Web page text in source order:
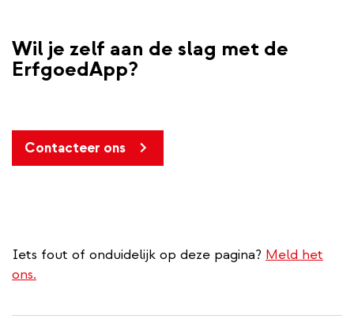
Wil je zelf aan de slag met de
ErfgoedApp?
Contacteer ons
Iets fout of onduidelijk op deze pagina? Meld het
ons.